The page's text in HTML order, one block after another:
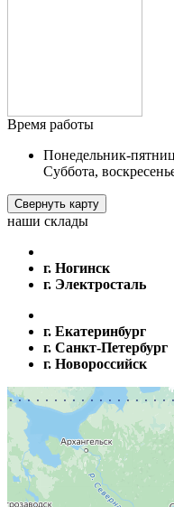
Время работы
Понедельник-
Суббота,
Свернуть карту
наши склады
г. Ногинск
г. Электросталь
г. Екатеринбург
г. Санкт-Петербург
г. Новороссийск